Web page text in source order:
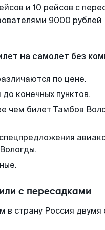
и 10 рейсов с
9000 рублей
на самолет без
по цене.
конечных пунктов.
чем билет Тамбов
с пересадками
страну Россия двумя